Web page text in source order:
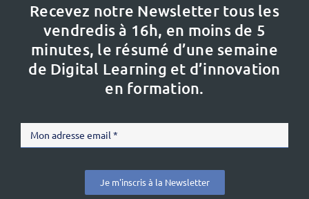
Recevez notre Newsletter tous les
vendredis à 16h, en moins de 5
minutes, le résumé d’une semaine
de Digital Learning et d’innovation
en formation.
Je m'inscris à la Newsletter